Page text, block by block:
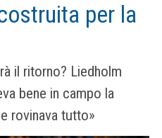
per la
il ritorno? Liedholm
bene in campo la
rovinava tutto»